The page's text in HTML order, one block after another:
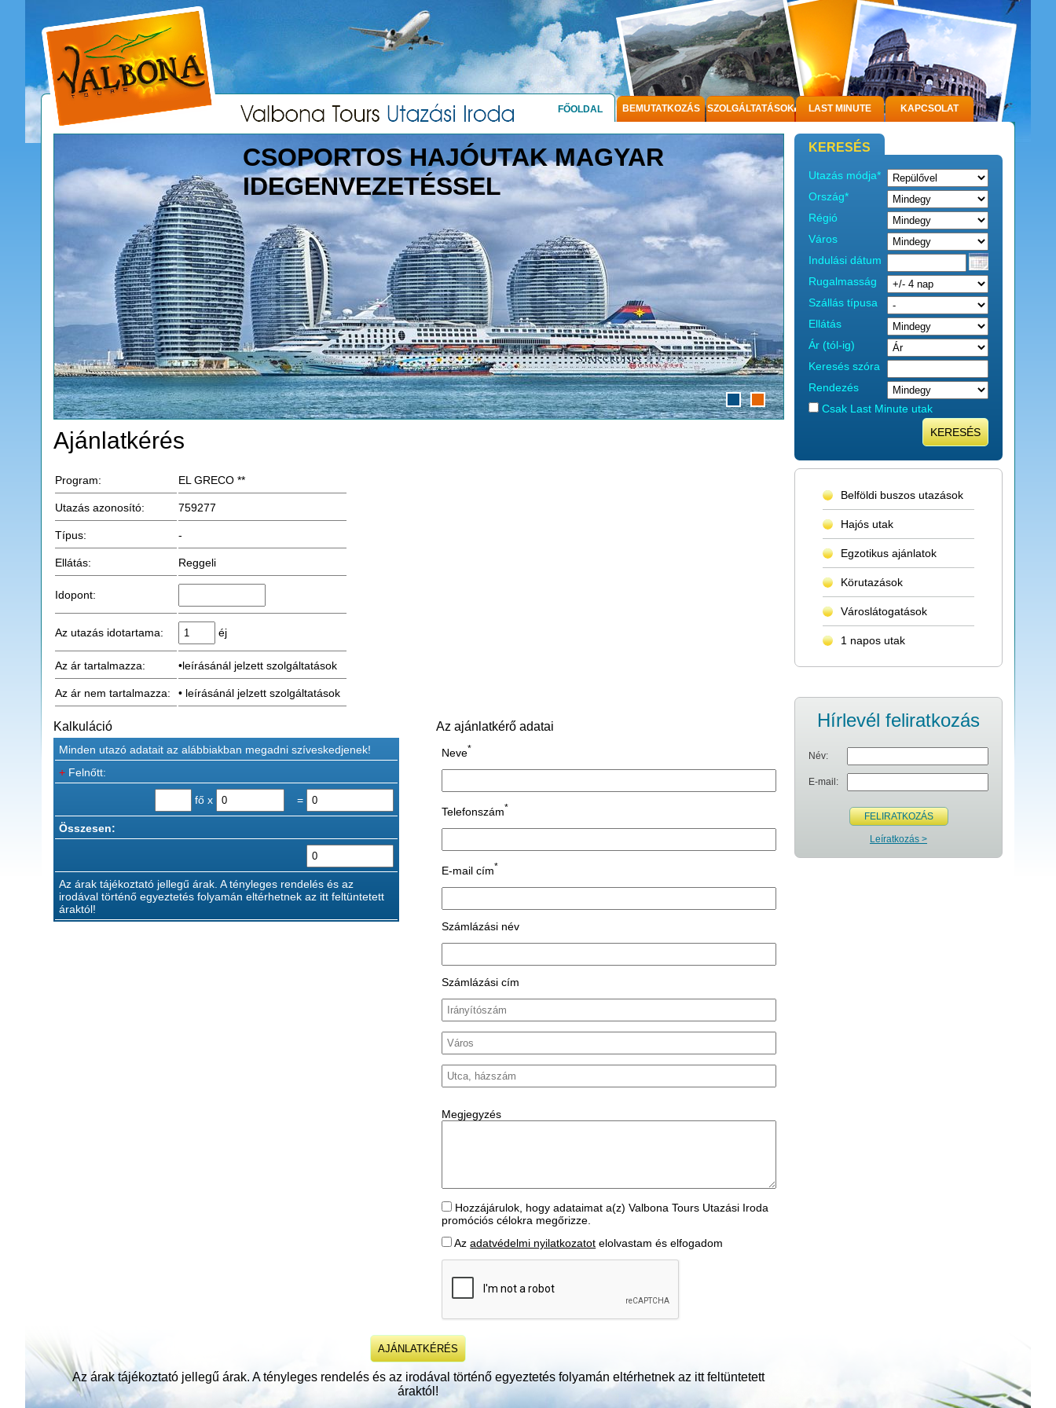
FŐOLDAL BEMUTATKOZÁS SZOLGÁLTATÁSOK LAST MINUTE KAPCSOLAT
CSOPORTOS HAJÓUTAK MAGYAR
IDEGENVEZETÉSSEL
Ajánlatkérés
Program: EL GRECO **
Utazás azonosító: 759277
Típus: -
Ellátás: Reggeli
Idopont:
Az utazás idotartama: éj
Az ár tartalmazza: •leírásánál jelzett szolgáltatások
Az ár nem tartalmazza: • leírásánál jelzett szolgáltatások
Kalkuláció
Minden utazó adatait az alábbiakban megadni szíveskedjenek!
+ Felnőtt:
fő x =
Összesen:
Az árak tájékoztató jellegű árak. A tényleges rendelés és az
irodával történő egyeztetés folyamán eltérhetnek az itt feltüntetett
áraktól!
Az ajánlatkérő adatai
Neve*
Telefonszám*
E-mail cím*
Számlázási név
Számlázási cím
Megjegyzés
Hozzájárulok, hogy adataimat a(z) Valbona Tours Utazási Iroda
promóciós célokra megőrizze.
Azadatvédelmi nyilatkozatot elolvastam és elfogadom
Az árak tájékoztató jellegű árak. A tényleges rendelés és az irodával történő egyeztetés folyamán eltérhetnek az itt feltüntetett
áraktól!
KERESÉS
Utazás módja*
Ország*
Régió
Város
Indulási dátum
Rugalmasság
Szállás típusa
Ellátás
Ár (tól-ig)
Keresés szóra
Rendezés
Csak Last Minute utak
KERESÉS
Belföldi buszos utazások
Hajós utak
Egzotikus ajánlatok
Körutazások
Városlátogatások
1 napos utak
Hírlevél feliratkozás
Név:
E-mail:
FELIRATKOZÁS
Leíratkozás >